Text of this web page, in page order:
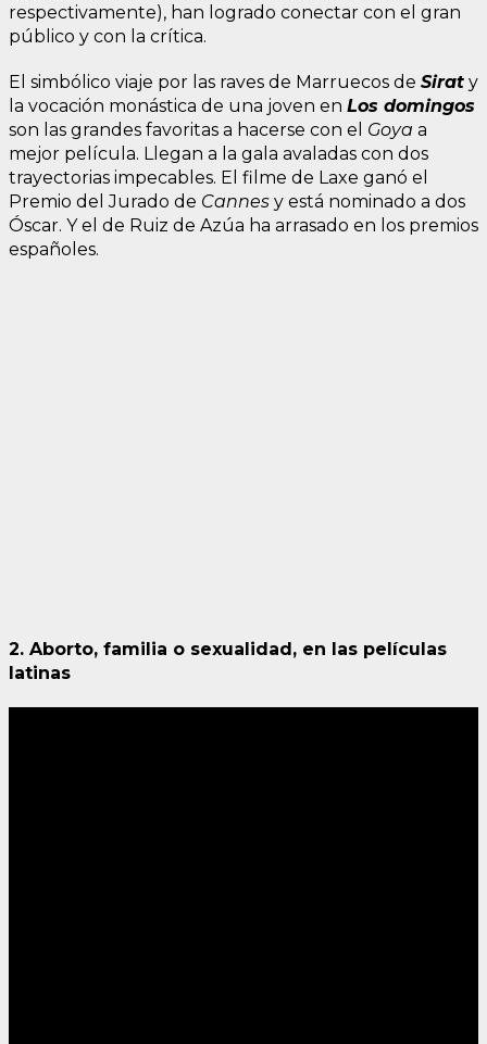
respectivamente), han logrado conectar con el gran
público y con la crítica.
El simbólico viaje por las raves de Marruecos de Sirat y
la vocación monástica de una joven en Los domingos
son las grandes favoritas a hacerse con el Goya a
mejor película. Llegan a la gala avaladas con dos
trayectorias impecables. El filme de Laxe ganó el
Premio del Jurado de Cannes y está nominado a dos
Óscar. Y el de Ruiz de Azúa ha arrasado en los premios
españoles.
2. Aborto, familia o sexualidad, en las películas
latinas